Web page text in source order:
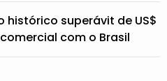
histórico superávit de US$
com o Brasil